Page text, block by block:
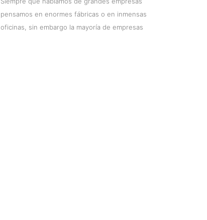
pensamos en enormes fábricas o en inmensas
oficinas, sin embargo la mayoría de empresas